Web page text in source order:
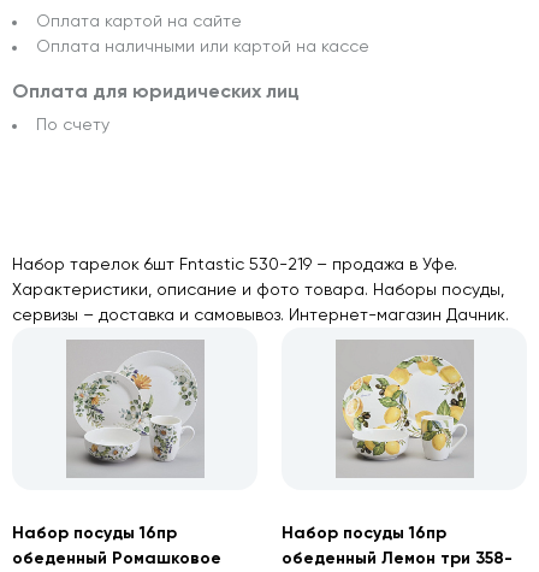
Оплата картой на сайте
Оплата наличными или картой на кассе
Оплата для юридических лиц
По счету
Набор тарелок 6шт Fntastic 530-219 – продажа в Уфе.
Характеристики, описание и фото товара. Наборы посуды,
сервизы – доставка и самовывоз. Интернет-магазин Дачник.
Набор посуды 16пр
обеденный Ромашковое
Набор посуды 16пр
обеденный Лемон три 358-